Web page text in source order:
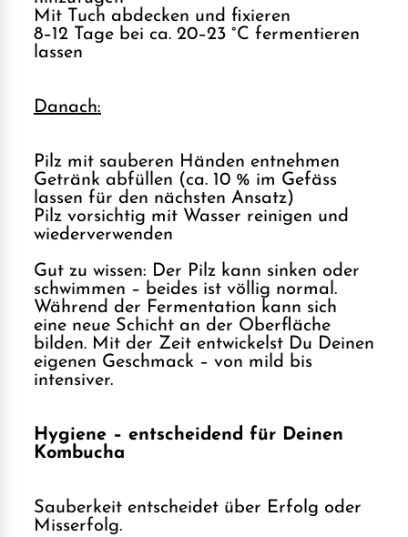
Mit Tuch abdecken und fixieren
8–12 Tage bei ca. 20–23 °C fermentieren
lassen
Danach:
Pilz mit sauberen Händen entnehmen
Getränk abfüllen (ca. 10 % im Gefäss
lassen für den nächsten Ansatz)
Pilz vorsichtig mit Wasser reinigen und
wiederverwenden
Gut zu wissen: Der Pilz kann sinken oder
schwimmen – beides ist völlig normal.
Während der Fermentation kann sich
eine neue Schicht an der Oberfläche
bilden. Mit der Zeit entwickelst Du Deinen
eigenen Geschmack – von mild bis
intensiver.
Hygiene – entscheidend für Deinen
Kombucha
Sauberkeit entscheidet über Erfolg oder
Misserfolg.